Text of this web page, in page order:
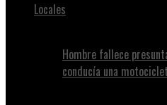
Locales
Hombre fallece
conducía una